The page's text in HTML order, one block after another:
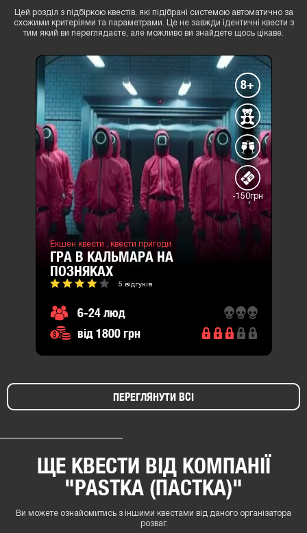
Цей розділ з підбіркою квестів, які підібрані системою автоматично за
схожими критеріями та параметрами. Це не завжди ідентичні квести з
тим який ви переглядаєте, але можливо ви знайдете щось цікаве.
8+
-150грн
Екшен квести , квести пригоди
ГРА В КАЛЬМАРА НА
ПОЗНЯКАХ
5 відгуків
6-24 люд
від 1800 грн
ПЕРЕГЛЯНУТИ ВСІ
ЩЕ КВЕСТИ ВІД КОМПАНІЇ
"PASTKA (ПАСТКА)"
Ви можете ознайомитись з іншими квестами від даного організатора
розваг.